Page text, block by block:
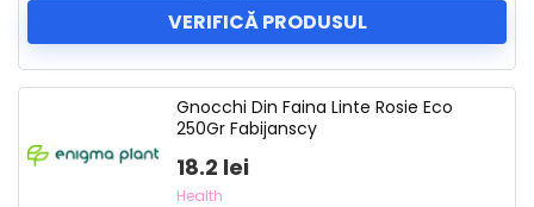
VERIFICĂ PRODUSUL
Gnocchi Din Faina Linte Rosie Eco
250Gr Fabijanscy
18.2 lei
Health